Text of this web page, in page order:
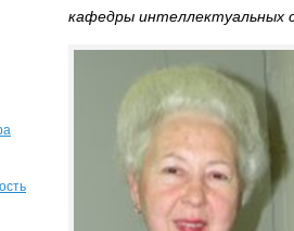
кафедры